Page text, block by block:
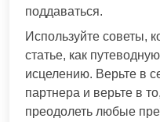
поддаваться.
Используйте советы,
статье, как
исцелению. Верьте в
партнера и верьте в
преодолеть любые